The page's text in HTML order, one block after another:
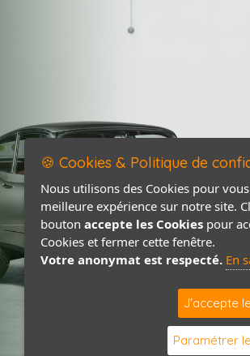
🍪 Cookies & Politique de
Nous utilisons des Cookies pour
meilleure expérience sur notre site.
bouton accepte les Cookies pour
Cookies et fermer cette fenêtre.
Votre anonymat est respecté. En
J'accepte
Paramétrer